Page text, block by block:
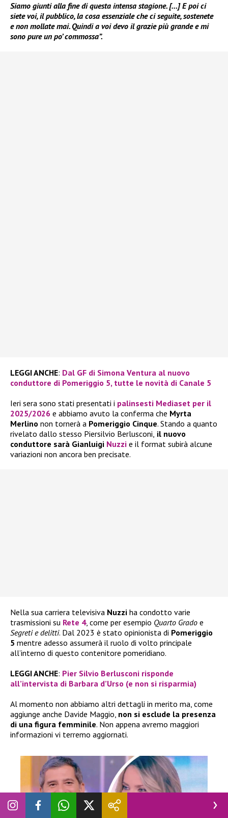
Siamo giunti alla fine di questa intensa stagione. […] E poi ci
siete voi, il pubblico, la cosa essenziale che ci seguite, sostenete
e non mollate mai. Quindi a voi devo il grazie più grande e mi
sono pure un po’ commossa”.
LEGGI ANCHE: Dal GF di Simona Ventura al nuovo
conduttore di Pomeriggio 5, tutte le novità di Canale 5
Ieri sera sono stati presentati i palinsesti Mediaset per il
2025/2026 e abbiamo avuto la conferma che Myrta
Merlino non tornerà a Pomeriggio Cinque. Stando a quanto
rivelato dallo stesso Piersilvio Berlusconi, il nuovo
conduttore sarà Gianluigi Nuzzi e il format subirà alcune
variazioni non ancora ben precisate.
Nella sua carriera televisiva Nuzzi ha condotto varie
trasmissioni su Rete 4, come per esempio Quarto Grado e
Segreti e delitti. Dal 2023 è stato opinionista di Pomeriggio
5 mentre adesso assumerà il ruolo di volto principale
all’interno di questo contenitore pomeridiano.
LEGGI ANCHE: Pier Silvio Berlusconi risponde
all’intervista di Barbara d’Urso (e non si risparmia)
Al momento non abbiamo altri dettagli in merito ma, come
aggiunge anche Davide Maggio, non si esclude la presenza
di una figura femminile. Non appena avremo maggiori
informazioni vi terremo aggiornati.